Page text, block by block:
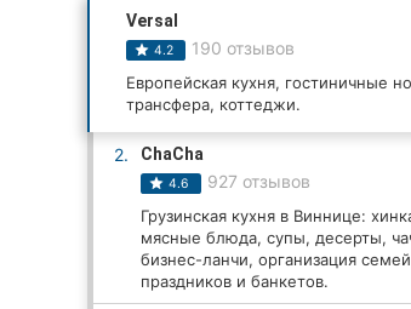
Стоматологии
Ветеринарные клиники
Частные клиники
Автошколы
Все рубрики
Versal
4.2 190 отзывов
Европейская кухня, гостиничные
трансфера, коттеджи.
2. ChaCha
4.6 927 отзывов
Грузинская кухня в Виннице:
мясные блюда, супы, десерты,
бизнес-ланчи, организация
праздников и банкетов.